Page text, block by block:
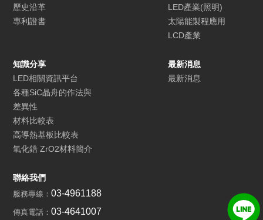
歷史沿革
專利證書
LED產業(照明)
太陽能製程應用
LCD產業
知識分享
LED相關資訊平台
各種SiC晶舟的作法與
差異性
材料比較表
高導熱基板比較表
氧化鋯 ZrO2材料簡介
最新消息
最新消息
聯絡我們
服務專線：03-4961188
傳真電話：03-4641007